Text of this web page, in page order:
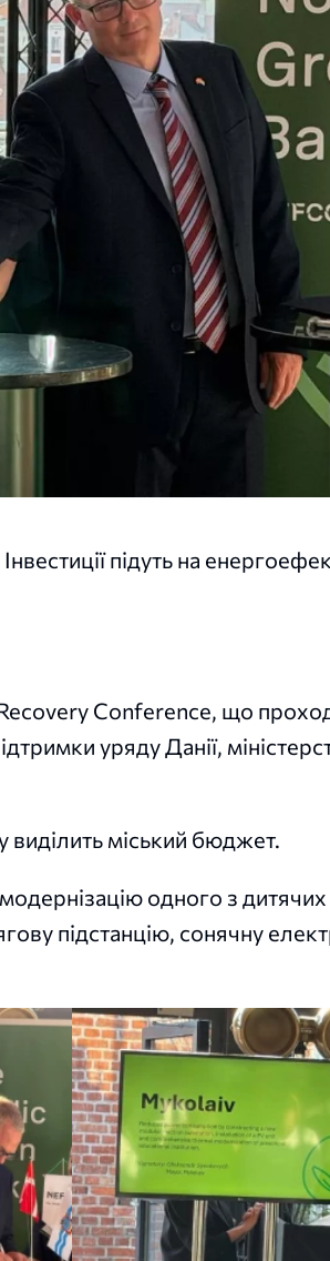
підуть на
Conference, що
уряду Данії,
виділить міський бюджет.
одного з дитячих
підстанцію, сонячну